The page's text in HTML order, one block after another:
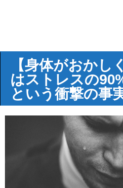
【身体がおかし
はストレスの
という衝撃の事